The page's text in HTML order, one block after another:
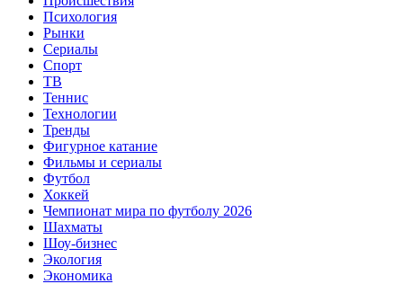
Психология
Рынки
Сериалы
Спорт
ТВ
Теннис
Технологии
Тренды
Фигурное катание
Фильмы и сериалы
Футбол
Хоккей
Чемпионат мира по футболу 2026
Шахматы
Шоу-бизнес
Экология
Экономика